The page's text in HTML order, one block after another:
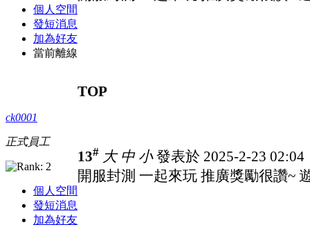
個人空間
發短消息
加為好友
當前離線
TOP
ck0001
正式員工
個人空間
發短消息
加為好友
13# 大 中 小發表於 2025-2-23
開服封測 一起來玩 推廣獎勵很讚~